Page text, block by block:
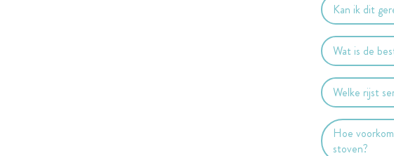
Kan ik dit
Wat is de
Welke rijst
Hoe
stoven?